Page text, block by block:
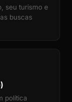
seu turismo e
buscas
política